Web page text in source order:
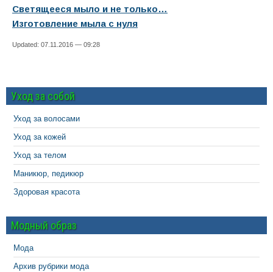
Светящееся мыло и не только…
Изготовление мыла с нуля
Updated: 07.11.2016 — 09:28
Уход за собой
Уход за волосами
Уход за кожей
Уход за телом
Маникюр, педикюр
Здоровая красота
Модный образ
Мода
Архив рубрики мода